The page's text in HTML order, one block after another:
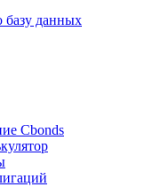
базу данных
Cbonds